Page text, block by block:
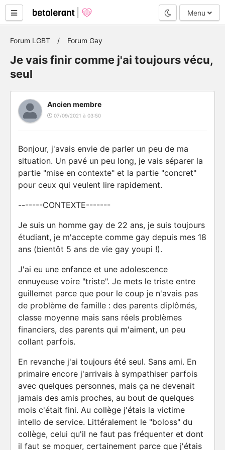
Mode nuit
Menu
Forum LGBT Forum Gay
Je vais finir comme j'ai toujours vécu,
seul
Ancien membre
07/09/2021 à 03:50
Bonjour, j'avais envie de parler un peu de ma
situation. Un pavé un peu long, je vais séparer la
partie "mise en contexte" et la partie "concret"
pour ceux qui veulent lire rapidement.
-------CONTEXTE-------
Je suis un homme gay de 22 ans, je suis toujours
étudiant, je m'accepte comme gay depuis mes 18
ans (bientôt 5 ans de vie gay youpi !).
J'ai eu une enfance et une adolescence
ennuyeuse voire "triste". Je mets le triste entre
guillemet parce que pour le coup je n'avais pas
de problème de famille : des parents diplômés,
classe moyenne mais sans réels problèmes
financiers, des parents qui m'aiment, un peu
collant parfois.
En revanche j'ai toujours été seul. Sans ami. En
primaire encore j'arrivais à sympathiser parfois
avec quelques personnes, mais ça ne devenait
jamais des amis proches, au bout de quelques
mois c'était fini. Au collège j'étais la victime
intello de service. Littéralement le "boloss" du
collège, celui qu'il ne faut pas fréquenter et dont
il faut se moquer, certainement parce que j'étais